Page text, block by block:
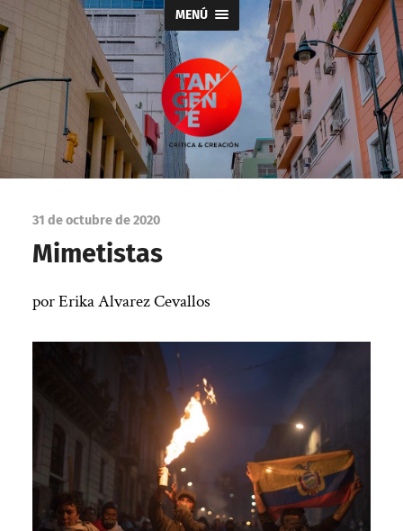
MENÚ
Tangente
31 de octubre de 2020
Mimetistas
por Erika Alvarez Cevallos